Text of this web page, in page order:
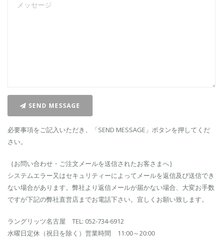
SEND MESSAGE
必要事項をご記入いただき、「SEND MESSAGE」ボタンを押してくだ
さい。
｛お問い合わせ・ご注文メールを送信されたお客さまへ｝
システムエラー又はセキュリティーによってメールを返信及び送信でき
ない場合があります。弊社より返信メールが届かない場合、大変お手数
ですが下記の弊社直営店までお電話下さい。宜しくお願い致します。
ラングリッツ名古屋 TEL: 052-734-6912
水曜日定休（祝日を除く）営業時間 11:00～20:00